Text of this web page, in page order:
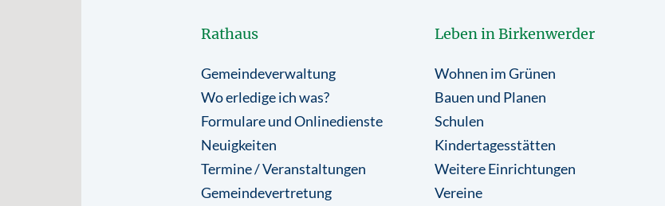
Rathaus
Gemeindeverwaltung
Wo erledige ich was?
Formulare und Onlinedienste
Neuigkeiten
Termine / Veranstaltungen
Gemeindevertretung
Leben in Birkenwerder
Wohnen im Grünen
Bauen und Planen
Schulen
Kindertagesstätten
Weitere Einrichtungen
Vereine